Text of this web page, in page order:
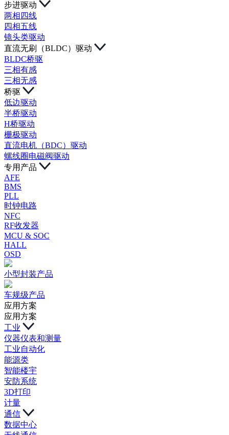
步进驱动
两相四线
四相五线
镜头类驱动
直流无刷（BLDC）驱动
BLDC桥驱
三相有感
三相无感
桥驱
低边驱动
半桥驱动
H桥驱动
栅极驱动
直流电机（BDC）驱动
螺线圈电磁阀驱动
专用产品
AFE
BMS
PLL
时钟电路
NFC
RF收发器
MCU & SOC
HALL
OSD
小型封装产品
车规级产品
应用方案
应用方案
工业
仪器仪表和测量
工业自动化
能源类
智能楼宇
安防系统
3D打印
计量
通信
数据中心